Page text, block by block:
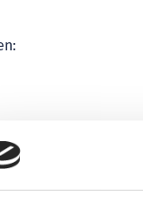
die in dit
aan te geven.